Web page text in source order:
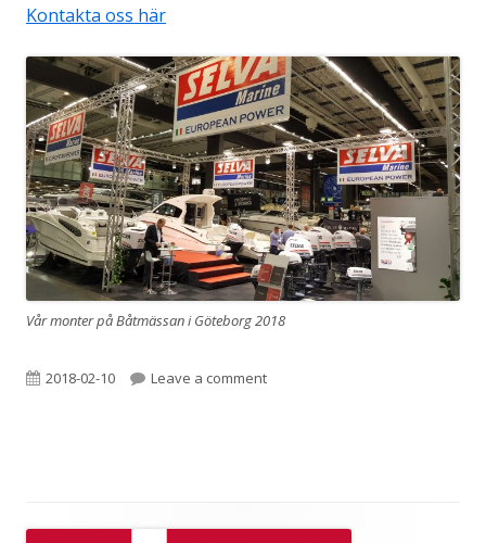
Kontakta oss här
Vår monter på Båtmässan i Göteborg 2018
Published
2018-02-10 Leave a commenton Välkommen till Selva Marine